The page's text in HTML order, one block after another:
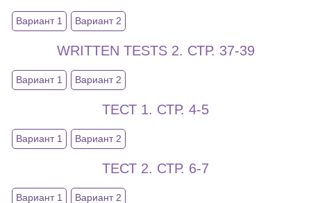
Вариант 1 Вариант 2
WRITTEN TESTS 2. СТР. 37-39
Вариант 1 Вариант 2
ТЕСТ 1. СТР. 4-5
Вариант 1 Вариант 2
ТЕСТ 2. СТР. 6-7
Вариант 1 Вариант 2